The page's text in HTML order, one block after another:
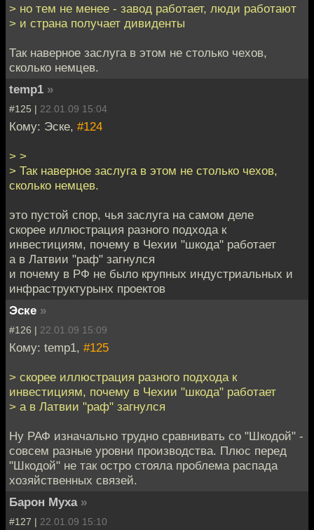
> но тем не менее - завод работает, люди работают
> и страна получает дивиденты
Так наверное заслуга в этом не столько чехов,
сколько немцев.
temp1 »
#125 | 22.01.09 15:04
Кому: Эске, #124
> >
> Так наверное заслуга в этом не столько чехов,
сколько немцев.
это пустой спор, чья заслуга на самом деле
скорее иллюстрация разного подхода к
инвестициям, почему в Чехии "шкода" работает
а в Латвии "раф" загнулся
и почему в РФ не было крупных индустриальных и
инфраструктурынх проектов
Эске »
#126 | 22.01.09 15:09
Кому: temp1, #125
> скорее иллюстрация разного подхода к
инвестициям, почему в Чехии "шкода" работает
> а в Латвии "раф" загнулся
Ну РАФ изначально трудно сравнивать со "Шкодой" -
совсем разные уровни производства. Плюс перед
"Шкодой" не так остро стояла проблема распада
хозяйственных связей.
Барон Муха »
#127 | 22.01.09 15:10